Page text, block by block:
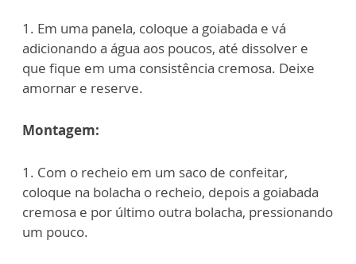
1. Em uma panela, coloque a goiabada e vá
adicionando a água aos poucos, até dissolver e
que fique em uma consistência cremosa. Deixe
amornar e reserve.
Montagem:
1. Com o recheio em um saco de confeitar,
coloque na bolacha o recheio, depois a goiabada
cremosa e por último outra bolacha, pressionando
um pouco.